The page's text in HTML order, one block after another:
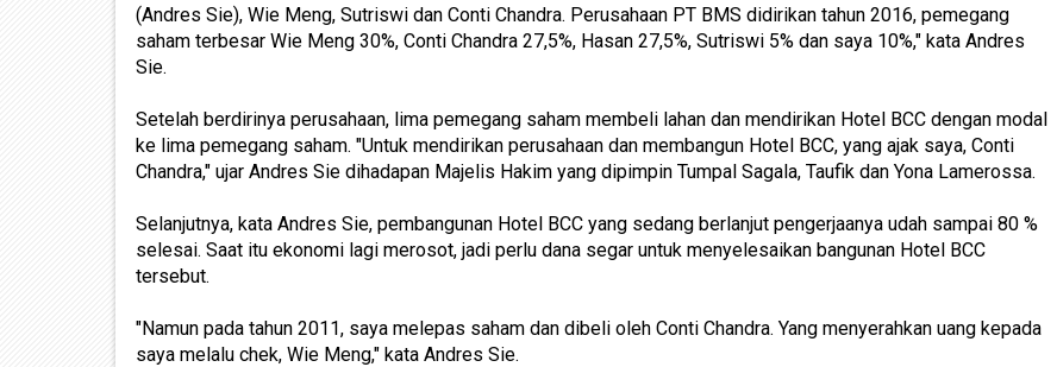
(Andres Sie), Wie Meng, Sutriswi dan Conti Chandra. Perusahaan PT BMS didirikan tahun 2016, pemegang
saham terbesar Wie Meng 30%, Conti Chandra 27,5%, Hasan 27,5%, Sutriswi 5% dan saya 10%," kata Andres
Sie.
Setelah berdirinya perusahaan, lima pemegang saham membeli lahan dan mendirikan Hotel BCC dengan modal
ke lima pemegang saham. "Untuk mendirikan perusahaan dan membangun Hotel BCC, yang ajak saya, Conti
Chandra," ujar Andres Sie dihadapan Majelis Hakim yang dipimpin Tumpal Sagala, Taufik dan Yona Lamerossa.
Selanjutnya, kata Andres Sie, pembangunan Hotel BCC yang sedang berlanjut pengerjaanya udah sampai 80 %
selesai. Saat itu ekonomi lagi merosot, jadi perlu dana segar untuk menyelesaikan bangunan Hotel BCC
tersebut.
"Namun pada tahun 2011, saya melepas saham dan dibeli oleh Conti Chandra. Yang menyerahkan uang kepada
saya melalu chek, Wie Meng," kata Andres Sie.